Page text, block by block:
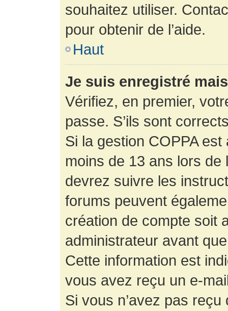
souhaitez utiliser.
pour obtenir de l’aide.
Haut
Je suis enregistré
Vérifiez, en premier,
passe. S’ils sont
Si la gestion COPPA
moins de 13 ans lors de
devrez suivre les
forums peuvent
création de compte soit
administrateur avant
Cette information est
vous avez reçu un e-
Si vous n’avez pas